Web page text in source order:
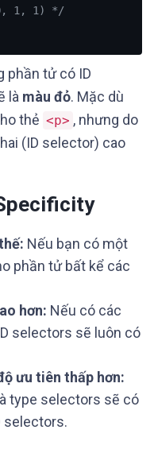
1, 1) */
phần tử có ID
là màu đỏ. Mặc dù
thẻ <p> , nhưng do
(ID selector) cao
Nếu bạn có một
phần tử bất kể các
hơn: Nếu có các
selectors sẽ luôn có
ưu tiên thấp hơn:
type selectors sẽ có
selectors.